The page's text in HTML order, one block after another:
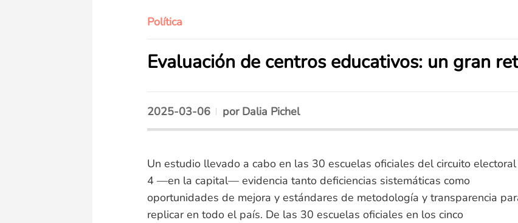
Política
Evaluación de centros educativos: un gran
2025-03-06 por Dalia Pichel
Un estudio llevado a cabo en las 30 escuelas oficiales del circuito
4 —en la capital— evidencia tanto deficiencias sistemáticas como
oportunidades de mejora y estándares de metodología y transparencia
replicar en todo el país. De las 30 escuelas oficiales en los cinco